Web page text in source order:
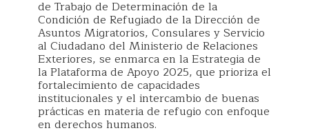
de Trabajo de Determinación de la
Condición de Refugiado de la Dirección de
Asuntos Migratorios, Consulares y Servicio
al Ciudadano del Ministerio de Relaciones
Exteriores, se enmarca en la Estrategia de
la Plataforma de Apoyo 2025, que prioriza el
fortalecimiento de capacidades
institucionales y el intercambio de buenas
prácticas en materia de refugio con enfoque
en derechos humanos.